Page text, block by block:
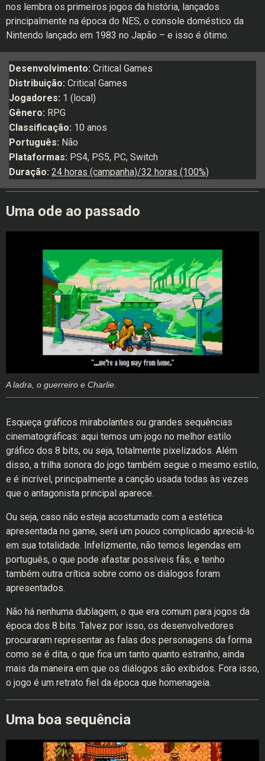
nos lembra os primeiros jogos da história, lançados
principalmente na época do NES, o console doméstico da
Nintendo lançado em 1983 no Japão – e isso é ótimo.
Desenvolvimento: Critical Games
Distribuição: Critical Games
Jogadores: 1 (local)
Gênero: RPG
Classificação: 10 anos
Português: Não
Plataformas: PS4, PS5, PC, Switch
Duração: 24 horas (campanha)/32 horas (100%)
Uma ode ao passado
A ladra, o guerreiro e Charlie.
Esqueça gráficos mirabolantes ou grandes sequências
cinematográficas: aqui temos um jogo no melhor estilo
gráfico dos 8 bits, ou seja, totalmente pixelizados. Além
disso, a trilha sonora do jogo também segue o mesmo estilo,
e é incrível, principalmente a canção usada todas às vezes
que o antagonista principal aparece.
Ou seja, caso não esteja acostumado com a estética
apresentada no game, será um pouco complicado apreciá-lo
em sua totalidade. Infelizmente, não temos legendas em
português, o que pode afastar possíveis fãs, e tenho
também outra crítica sobre como os diálogos foram
apresentados.
Não há nenhuma dublagem, o que era comum para jogos da
época dos 8 bits. Talvez por isso, os desenvolvedores
procuraram representar as falas dos personagens da forma
como se é dita, o que fica um tanto quanto estranho, ainda
mais da maneira em que os diálogos são exibidos. Fora isso,
o jogo é um retrato fiel da época que homenageia.
Uma boa sequência